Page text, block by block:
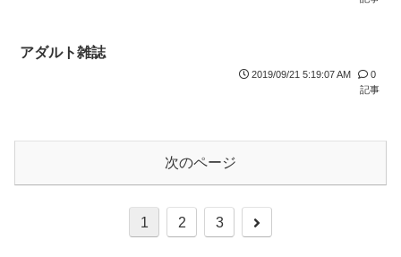
アダルト雑誌
2019/09/21 5:19:07 AM
0
記事
次のページ
1 2 3